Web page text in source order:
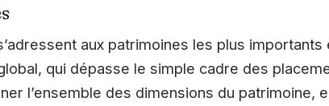
aux patrimoines les plus importants
qui dépasse le simple cadre des
l’ensemble des dimensions du patrimoine,